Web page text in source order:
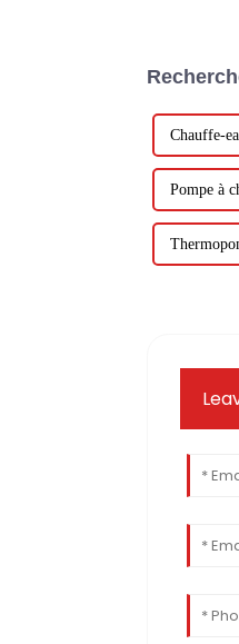
Chauffe-
Pompe à